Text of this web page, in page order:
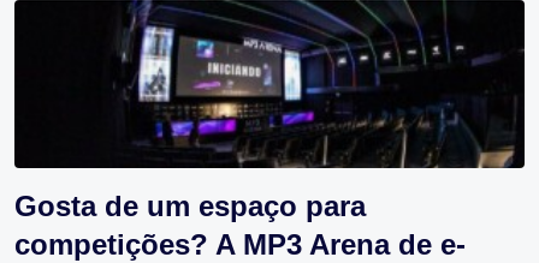
Gosta de um espaço para
competições? A MP3 Arena de e-